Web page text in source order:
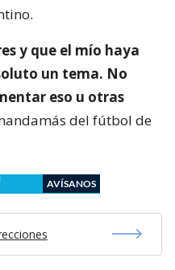
y que el mío haya
un tema. No
eso u otras
del fútbol de
AVÍSANOS